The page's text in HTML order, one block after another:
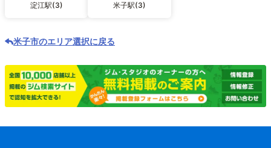
淀江駅(3) 米子駅(3)
米子市のエリア選択に戻る